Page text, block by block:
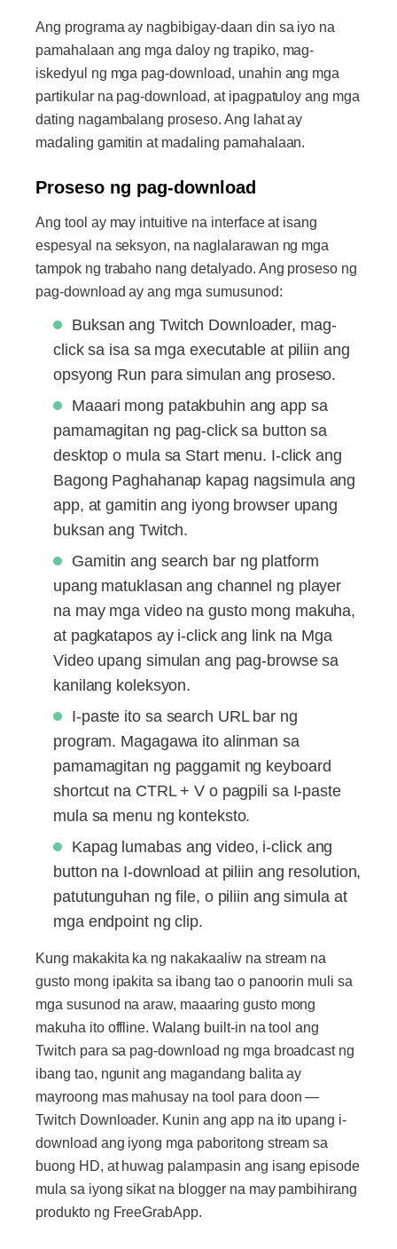
Ang programa ay nagbibigay-daan din sa iyo na
pamahalaan ang mga daloy ng trapiko, mag-
iskedyul ng mga pag-download, unahin ang mga
partikular na pag-download, at ipagpatuloy ang mga
dating nagambalang proseso. Ang lahat ay
madaling gamitin at madaling pamahalaan.
Proseso ng pag-download
Ang tool ay may intuitive na interface at isang
espesyal na seksyon, na naglalarawan ng mga
tampok ng trabaho nang detalyado. Ang proseso ng
pag-download ay ang mga sumusunod:
Buksan ang Twitch Downloader, mag-
click sa isa sa mga executable at piliin ang
opsyong Run para simulan ang proseso.
Maaari mong patakbuhin ang app sa
pamamagitan ng pag-click sa button sa
desktop o mula sa Start menu. I-click ang
Bagong Paghahanap kapag nagsimula ang
app, at gamitin ang iyong browser upang
buksan ang Twitch.
Gamitin ang search bar ng platform
upang matuklasan ang channel ng player
na may mga video na gusto mong makuha,
at pagkatapos ay i-click ang link na Mga
Video upang simulan ang pag-browse sa
kanilang koleksyon.
I-paste ito sa search URL bar ng
program. Magagawa ito alinman sa
pamamagitan ng paggamit ng keyboard
shortcut na CTRL + V o pagpili sa I-paste
mula sa menu ng konteksto.
Kapag lumabas ang video, i-click ang
button na I-download at piliin ang resolution,
patutunguhan ng file, o piliin ang simula at
mga endpoint ng clip.
Kung makakita ka ng nakakaaliw na stream na
gusto mong ipakita sa ibang tao o panoorin muli sa
mga susunod na araw, maaaring gusto mong
makuha ito offline. Walang built-in na tool ang
Twitch para sa pag-download ng mga broadcast ng
ibang tao, ngunit ang magandang balita ay
mayroong mas mahusay na tool para doon —
Twitch Downloader. Kunin ang app na ito upang i-
download ang iyong mga paboritong stream sa
buong HD, at huwag palampasin ang isang episode
mula sa iyong sikat na blogger na may pambihirang
produkto ng FreeGrabApp.